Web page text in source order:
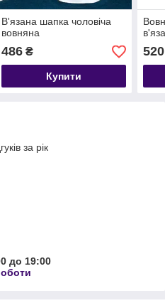
В'язана шапка чоловіча
вовняна
486₴
Купити
520
за рік
до 19:00